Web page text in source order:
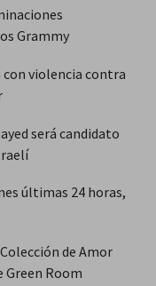
Grammy
violencia contra
será candidato
últimas 24 horas,
de Amor
Green Room